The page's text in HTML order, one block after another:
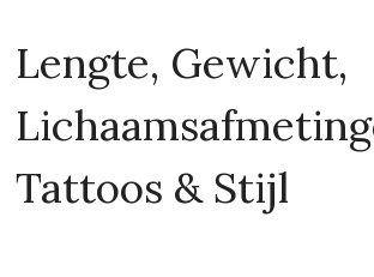
Lengte, Gewicht,
Tattoos & Stijl